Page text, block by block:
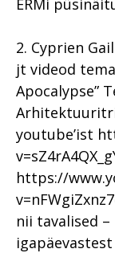
ERMi
2. Cyprien
jt videod
Apocalypse”
youtube’ist
https://
nii tavalised